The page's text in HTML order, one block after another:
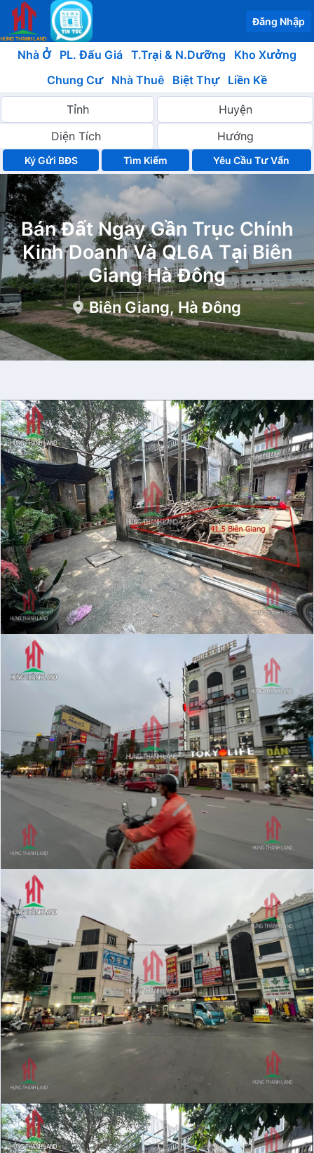
Đăng Nhập
Nhà Ở PL. Đấu Giá T.Trại & N.Dưỡng
Kho Xưởng
Chung Cư
Nhà Thuê Biệt Thự Liền Kề
Ký Gửi BĐS Yêu Cầu Tư Vấn
Bán Đất Ngay Gần Trục Chính
Kinh Doanh Và QL6A Tại Biên
Giang Hà Đông
Biên Giang, Hà Đông